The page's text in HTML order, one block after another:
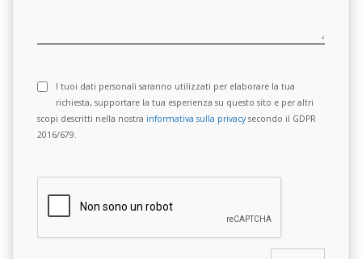
I tuoi dati personali saranno utilizzati per elaborare la tua
richiesta, supportare la tua esperienza su questo sito e per altri
scopi descritti nella nostra informativa sulla privacy secondo il GDPR
2016/679.